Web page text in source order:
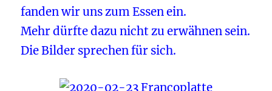
fanden wir uns zum Essen ein.
Mehr dürfte dazu nicht zu erwähnen sein.
Die Bilder sprechen für sich.